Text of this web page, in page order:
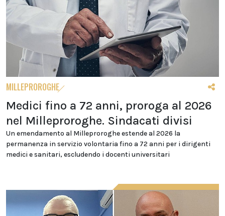
MILLEPROROGHE
Medici fino a 72 anni, proroga al 2026
nel Milleproroghe. Sindacati divisi
Un emendamento al Milleproroghe estende al 2026 la
permanenza in servizio volontaria fino a 72 anni per i dirigenti
medici e sanitari, escludendo i docenti universitari